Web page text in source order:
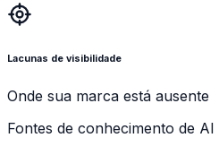
Lacunas de visibilidade
Onde sua marca está ausente
Fontes de conhecimento de AI